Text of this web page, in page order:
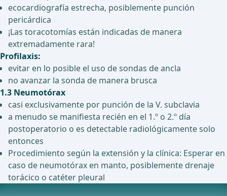
ecocardiografía estrecha, posiblemente punción
pericárdica
¡Las toracotomías están indicadas de manera
extremadamente rara!
Profilaxis:
evitar en lo posible el uso de sondas de ancla
no avanzar la sonda de manera brusca
1.3 Neumotórax
casi exclusivamente por punción de la V. subclavia
a menudo se manifiesta recién en el 1.º o 2.º día
postoperatorio o es detectable radiológicamente solo
entonces
Procedimiento según la extensión y la clínica: Esperar en
caso de neumotórax en manto, posiblemente drenaje
torácico o catéter pleural
Profilaxis y manejo de complicaciones postoperatorias